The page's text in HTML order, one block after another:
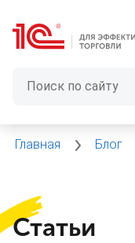
Главная Блог
Статьи